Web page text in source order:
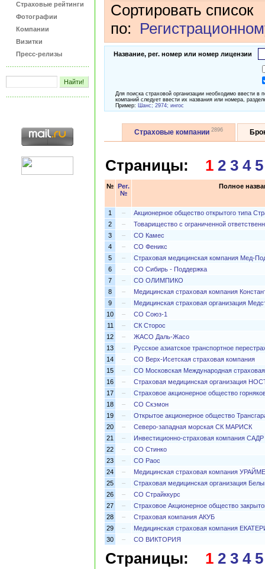
Страховые рейтинги
Фотографии
Компании
Визитки
Пресс-релизы
Сортировать список
по:
Название, рег. номер или номер лицензии
Для поиска страховой организации необходимо ввести
компаний следует ввести их названия или номера,
Пример: Шанс; 2974; ингос
Страховые компании 2896
Страницы: 1 2 3 4 5
№
Рег.
№
Полное
1 –
Акционерное общество открытого типа
2
–
Товарищество с ограниченной
3
–
СО Камес
4
–
СО Феникс
5
–
Страховая медицинская компания Мед-
6
–
СО Сибирь - Поддержка
7
–
СО ОЛИМПИКО
8
–
Медицинская страховая компания
9
–
Медицинская страховая организация
10
–
СО Союз-1
11
–
СК Сторос
12
–
ЖАСО Даль-Жасо
13
–
Русское азиатское транспортное
14
–
СО Верх-Исетская страховая компания
15
–
СО Московская Международная
16
–
Страховая медицинская организация
17
–
Страховое акционерное общество
18
–
СО Скэмон
19
–
Открытое акционерное общество
20
–
Северо-западная морская СК МАРИСК
21
–
Инвестиционно-страховая компания САДР
22
–
СО Стинко
23
–
СО Раос
24
–
Медицинская страховая компания
25
–
Страховая медицинская организация
26
–
СО Страйккурс
27
–
Страховое Акционерное общество
28
–
Страховая компания АКУБ
29
–
Медицинская страховая компания
30
– СО ВИКТОРИЯ
Страницы: 1 2 3 4 5